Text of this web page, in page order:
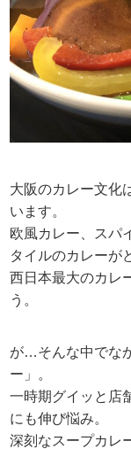
大阪のカレー文化
います。
欧風カレー、スパ
タイルのカレーが
西日本最大のカレ
う。
が…そんな中でな
ー」。
一時期グイッと店
にも伸び悩み。
深刻なスープカレ